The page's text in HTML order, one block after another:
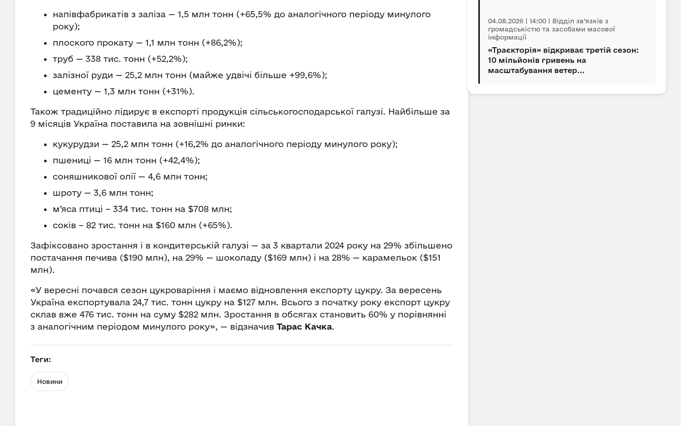
напівфабрикатів з заліза — 1,5 млн тонн (+65,5% до аналогічного періоду минулого
року);
плоского прокату — 1,1 млн тонн (+86,2%);
труб — 338 тис. тонн (+52,2%);
залізної руди — 25,2 млн тонн (майже удвічі більше +99,6%);
цементу — 1,3 млн тонн (+31%).
Також традиційно лідирує в експорті продукція сільськогосподарської галузі. Найбільше за
9 місяців Україна поставила на зовнішні ринки:
кукурудзи — 25,2 млн тонн (+16,2% до аналогічного періоду минулого року);
пшениці — 16 млн тонн (+42,4%);
соняшникової олії — 4,6 млн тонн;
шроту — 3,6 млн тонн;
м’яса птиці – 334 тис. тонн на $708 млн;
соків – 82 тис. тонн на $160 млн (+65%).
Зафіксовано зростання і в кондитерській галузі — за 3 квартали 2024 року на 29% збільшено
постачання печива ($190 млн), на 29% — шоколаду ($169 млн) і на 28% — карамельок ($151
млн).
«У вересні почався сезон цукроваріння і маємо відновлення експорту цукру. За вересень
Україна експортувала 24,7 тис. тонн цукру на $127 млн. Всього з початку року експорт цукру
склав вже 476 тис. тонн на суму $282 млн. Зростання в обсягах становить 60% у порівнянні
з аналогічним періодом минулого року», — відзначив Тарас Качка.
Теги:
Новини
04.08.2026 | 14:00 | Відділ зв’язків з
громадськістю та засобами масової
інформації
«Траєкторія» відкриває третій сезон:
10 мільйонів гривень на
масштабування ветер...